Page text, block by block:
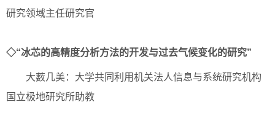
研究领域主任研究官
◇“冰芯的高精度分析方法的开发与过去气候变化的研究”
大薮几美：大学共同利用机关法人信息与系统研究机构
国立极地研究所助教